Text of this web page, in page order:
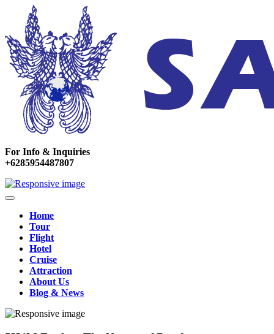
For Info & Inquiries
+6285954487807
Home
Tour
Flight
Hotel
Cruise
Attraction
About Us
Blog & News